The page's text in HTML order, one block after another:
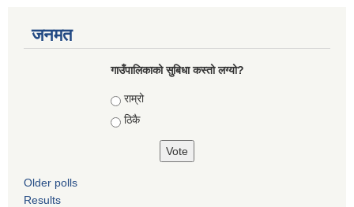
जनमत
गाउँपालिकाको सुबिधा कस्तो लग्यो?
Choices
राम्रो
ठिकै
Older polls
Results